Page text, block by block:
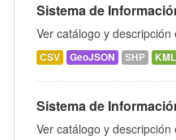
Sistema de
Ver catálogo y
CSV GeoJSON SHP KML
Sistema de
Ver catálogo y